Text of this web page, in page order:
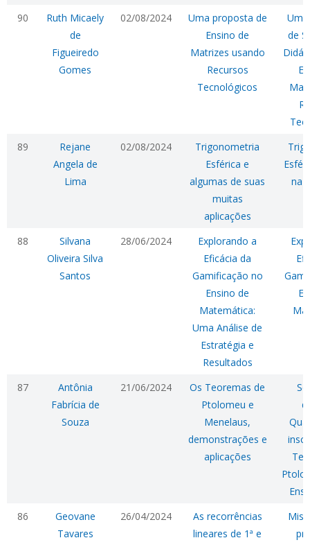
90
Ruth Micaely
de
Figueiredo
Gomes
02/08/2024
Uma proposta de
Ensino de
Matrizes usando
Recursos
Tecnológicos
de
89
Rejane
Angela de
Lima
02/08/2024
Trigonometria
Esférica e
algumas de suas
muitas
aplicações
na
88
Silvana
Oliveira Silva
Santos
28/06/2024
Explorando a
Eficácia da
Gamificação no
Ensino de
Matemática:
Uma Análise de
Estratégia e
Resultados
87
Antônia
Fabrícia de
Souza
21/06/2024
Os Teoremas de
Ptolomeu e
Menelaus,
demonstrações e
aplicações
86
Geovane
Tavares
26/04/2024
As recorrências
lineares de 1ª e